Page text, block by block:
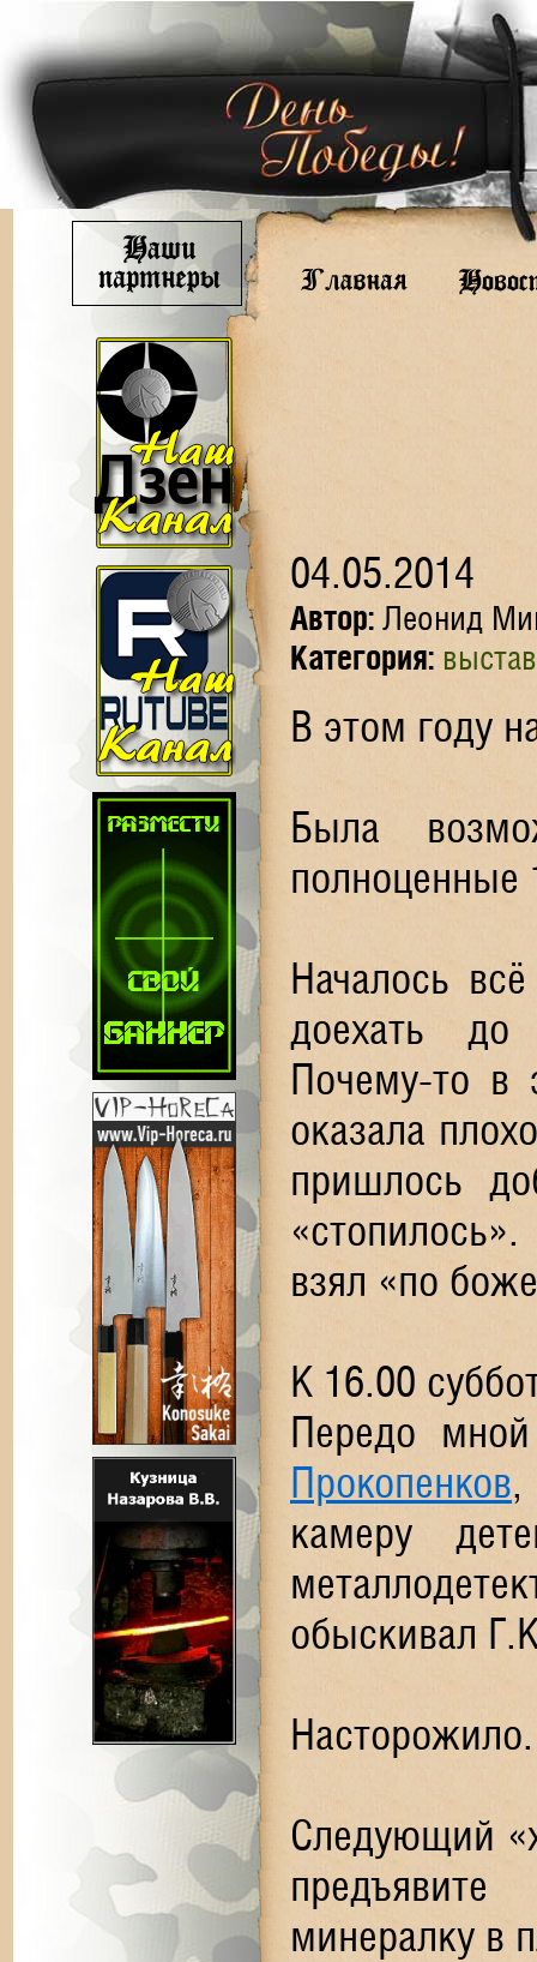
04.05.2014
Автор: Леонид
Категория:
В этом году
Была
Началось
доехать до
Почему-то в
оказала
пришлось
взял «по
К 16.00
Передо
Прокопенков,
камеру
обыскивал
Насторожило.
Следующий
минералку в